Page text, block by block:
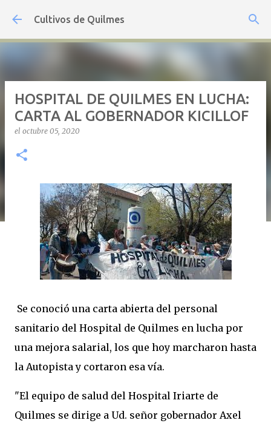
Ir al contenido principal
Cultivos de Quilmes
HOSPITAL DE QUILMES EN LUCHA:
CARTA AL GOBERNADOR KICILLOF
el octubre 05, 2020
Se conoció una carta abierta del personal
sanitario del Hospital de Quilmes en lucha por
una mejora salarial, los que hoy marcharon hasta
la Autopista y cortaron esa vía.
"El equipo de salud del Hospital Iriarte de
Quilmes se dirige a Ud. señor gobernador Axel